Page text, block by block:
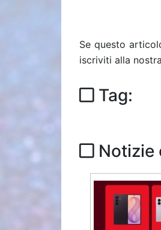
Se questo
iscriviti alla nostra
Tag:
Notizie